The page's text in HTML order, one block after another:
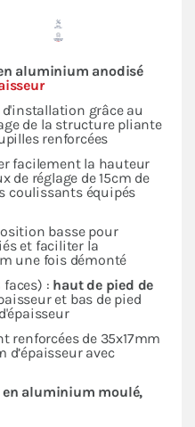
aluminium anodisé
grâce au
de la structure pliante
renforcées
facilement la hauteur
de réglage de 15cm de
coulissants équipés
basse pour
et faciliter la
une fois démonté
faces) : haut de pied de
et bas de pied
renforcées de 35x17mm
avec
en aluminium moulé,